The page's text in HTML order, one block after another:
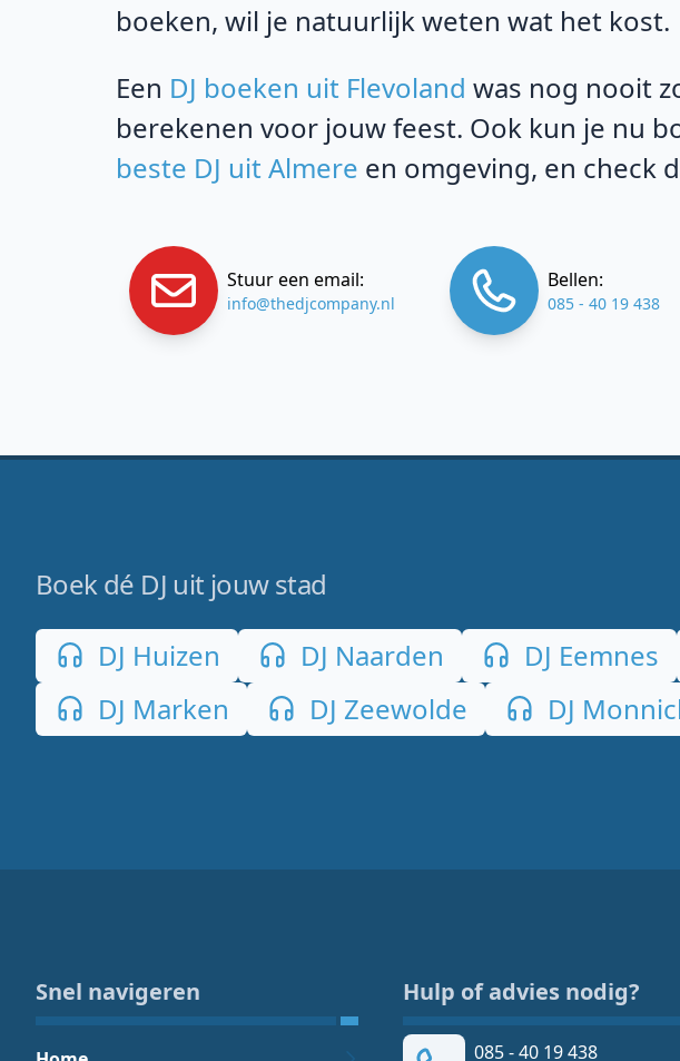
boeken, wil je natuurlijk weten wat het kost.
Een DJ boeken uit Flevoland was nog nooit
berekenen voor jouw feest. Ook kun je nu
beste DJ uit Almere en omgeving, en check
Stuur een email:
info@thedjcompany.nl
Bellen:
085 - 40 19 438
Boek dé DJ uit jouw stad
DJ Huizen
DJ Naarden DJ Eemnes
DJ Marken
DJ Zeewolde DJ
Snel navigeren Hulp of advies nodig?
085 - 40 19 438